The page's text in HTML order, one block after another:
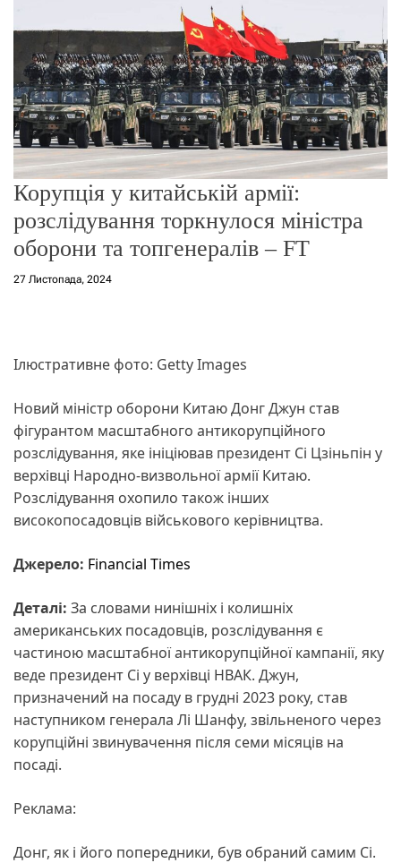
е
ж
и
м
у
Корупція у китайській армії:
розслідування торкнулося міністра
оборони та топгенералів – FT
27 Листопада, 2024
Ілюстративне фото: Getty Images
Новий міністр оборони Китаю Донг Джун став
фігурантом масштабного антикорупційного
розслідування, яке ініціював президент Сі Цзіньпін у
верхівці Народно-визвольної армії Китаю.
Розслідування охопило також інших
високопосадовців військового керівництва.
Джерело: Financial Times
Деталі: За словами нинішніх і колишніх
американських посадовців, розслідування є
частиною масштабної антикорупційної кампанії, яку
веде президент Сі у верхівці НВАК. Джун,
призначений на посаду в грудні 2023 року, став
наступником генерала Лі Шанфу, звільненого через
корупційні звинувачення після семи місяців на
посаді.
Реклама:
Донг, як і його попередники, був обраний самим Сі.